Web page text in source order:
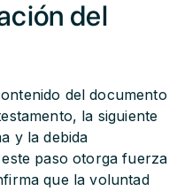
del
del documento
la siguiente
y la debida
paso otorga fuerza
que la voluntad